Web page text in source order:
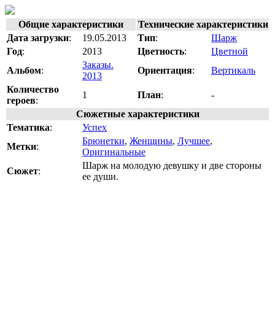
Общие характеристики
Технические характеристики
Дата загрузки: 19.05.2013 Тип:
Шарж
Год: 2013 Цветность:
Цветной
Альбом:
Заказы.
2013
Ориентация:
Вертикаль
Количество
героев:
1 План:
-
Сюжетные характеристики
Тематика:
Успех
Метки:
Брюнетки, Женщины, Лучшее,
Оригинальные
Сюжет:
Шарж на молодую девушку и две стороны
ее души.